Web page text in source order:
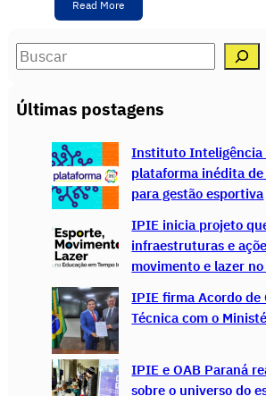
Read More
S
a
Últimas postagens
Instituto Inteligência
plataforma inédita de
para gestão esportiva
IPIE inicia projeto
infraestruturas e
movimento e lazer
IPIE firma Acordo de
Técnica com o
IPIE e OAB Paraná
sobre o universo do